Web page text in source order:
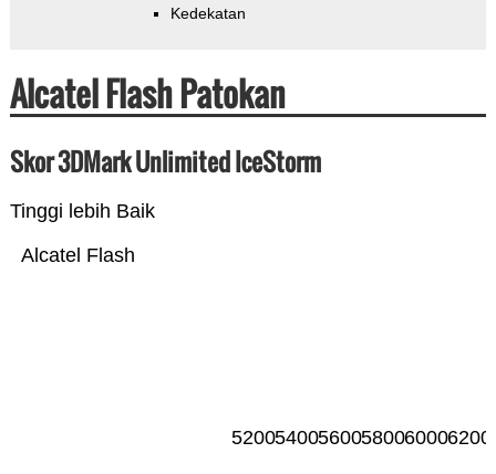
Kedekatan
Alcatel Flash Patokan
Skor 3DMark Unlimited IceStorm
Tinggi lebih Baik
Alcatel Flash
520054005600580060006200